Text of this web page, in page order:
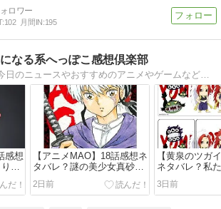
102 月間IN:195
なる系へっぽこ感想倶楽部
昨日の出来事、今日のニュースやおすすめのアニメやゲームなどの面白い？つまらない？感想を中心にしただらだらブログです
感想
を
【アニメMAO】18話感想ネ
タバレ？謎の美少女真砂様
の生死は？
2日前
【黄泉のツガ
ネタバレ？私
騙された！
3日前